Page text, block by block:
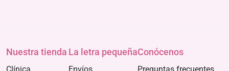
Nuestra tienda La letra pequeñaConócenos